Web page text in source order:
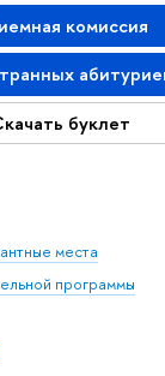
комиссия
буклет
места
программы